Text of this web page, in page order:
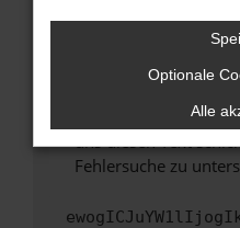
Wende dich an
Wenn du alle oben
versuchen, das
uns diesen Text
Fehlersuche zu
Optionale
Alle